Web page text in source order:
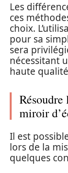
Les
ces
choix.
pour sa
sera
nécessitant
haute
Résoudre
miroir
Il est
lors de la
quelques